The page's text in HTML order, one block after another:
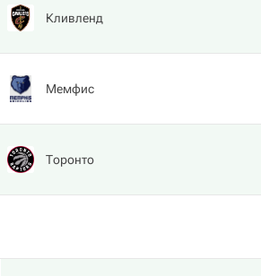
Кливленд
Мемфис
Торонто